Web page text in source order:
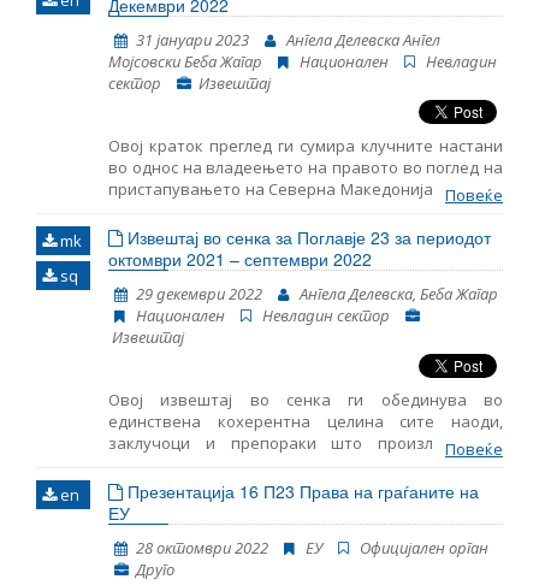
на функционирањето на демократските
институции, реформата на јавната
администрација и Поглавјето 23: судството и
темелните права.
Декември 2022
31 јануари 2023
Ангела Делевска Ангел
Мојсовски Беба Жагар
Национален
Невладин
сектор
Извештај
Овој краток преглед ги сумира клучните настани
во однос на владеењето на правото во поглед на
пристапувањето на Северна Македонија во ЕУ во
периодот октомври-декември 2022 година. Тој
содржи следење на основите начела за
пристапување во ЕУ, вклучително и на клучните
настани во функционирањето на демократските
институции, реформата на јавната
администрација и Поглавјето 23: Судство и
основни права.
Повеќе
mk
sq
Извештај во сенка за Поглавје 23 за периодот
октомври 2021 – септември 2022
29 декември 2022
Ангела Делевска, Беба Жагар
Национален
Невладин сектор
Извештај
Овој извештај во сенка ги обединува во
единствена кохерентна целина сите наоди,
заклучоци и препораки што произлегоа од
следењето на областите содржани во Поглавјето
23 – Правосудство и темелни права. Ова е седми
ваков извештај што го објaвува Институтот за
европска политика (ЕПИ) – Скопје, земајќи ги
предвид коментарите и мислењата на
невладините организации.
Повеќе
en
Презентација 16 П23 Права на граѓаните на
ЕУ
28 октомври 2022 ЕУ
Oфицијален орган
Друго